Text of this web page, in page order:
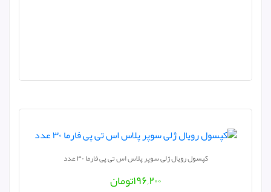
کپسول رویال ژلی سوپر پلاس اس تی پی فارما ۳۰ عدد
۱۹۶,۲۰۰تومان